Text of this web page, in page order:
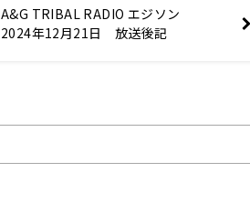
A&G TRIBAL RADIO エジソン
2024年12月21日 放送後記